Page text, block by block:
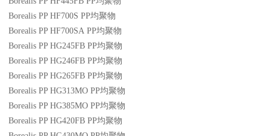
Borealis PP HF700S PP均聚物
Borealis PP HF700SA PP均聚物
Borealis PP HG245FB PP均聚物
Borealis PP HG246FB PP均聚物
Borealis PP HG265FB PP均聚物
Borealis PP HG313MO PP均聚物
Borealis PP HG385MO PP均聚物
Borealis PP HG420FB PP均聚物